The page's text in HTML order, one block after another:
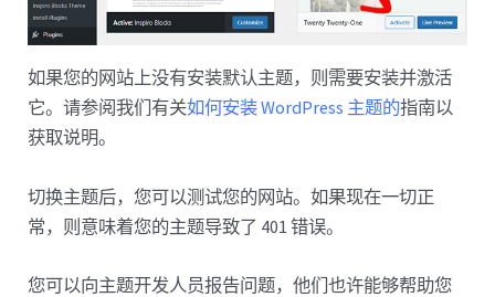
如果您的网站上没有安装默认主题，则需要安装并激活
它。请参阅我们有关如何安装 WordPress 主题的指南以
获取说明。
切换主题后，您可以测试您的网站。如果现在一切正
常，则意味着您的主题导致了 401 错误。
您可以向主题开发人员报告问题，他们也许能够帮助您